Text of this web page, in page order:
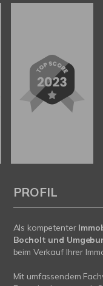
PROFIL
Als kompetenter
Bocholt und
beim Verkauf Ihrer
Mit umfassendem